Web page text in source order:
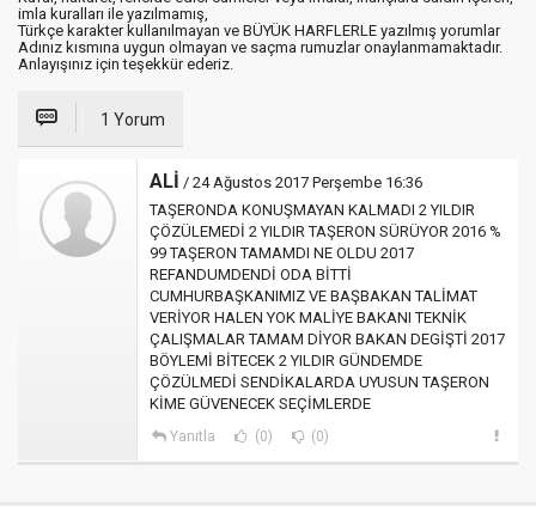
imla kuralları ile yazılmamış,
Türkçe karakter kullanılmayan ve BÜYÜK HARFLERLE yazılmış yorumlar
Adınız kısmına uygun olmayan ve saçma rumuzlar onaylanmamaktadır.
Anlayışınız için teşekkür ederiz.
1 Yorum
ALİ / 24 Ağustos 2017 Perşembe 16:36
TAŞERONDA KONUŞMAYAN KALMADI 2 YILDIR
ÇÖZÜLEMEDİ 2 YILDIR TAŞERON SÜRÜYOR 2016 %
99 TAŞERON TAMAMDI NE OLDU 2017
REFANDUMDENDİ ODA BİTTİ
CUMHURBAŞKANIMIZ VE BAŞBAKAN TALİMAT
VERİYOR HALEN YOK MALİYE BAKANI TEKNİK
ÇALIŞMALAR TAMAM DİYOR BAKAN DEGİŞTİ 2017
BÖYLEMİ BİTECEK 2 YILDIR GÜNDEMDE
ÇÖZÜLMEDİ SENDİKALARDA UYUSUN TAŞERON
KİME GÜVENECEK SEÇİMLERDE
Yanıtla (0) (0)